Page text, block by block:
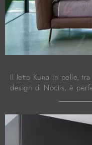
Il letto Kuna in pelle,
design di Noctis, è